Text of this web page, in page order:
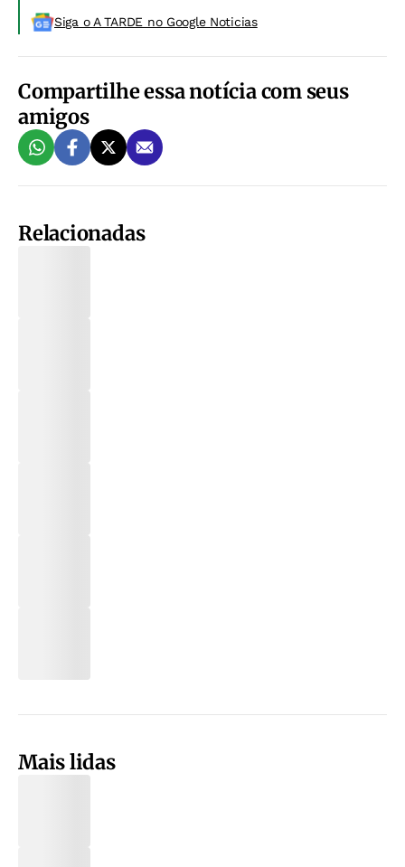
Siga o A TARDE no Google Noticias
Compartilhe essa notícia com seus
amigos
Relacionadas
Mais lidas